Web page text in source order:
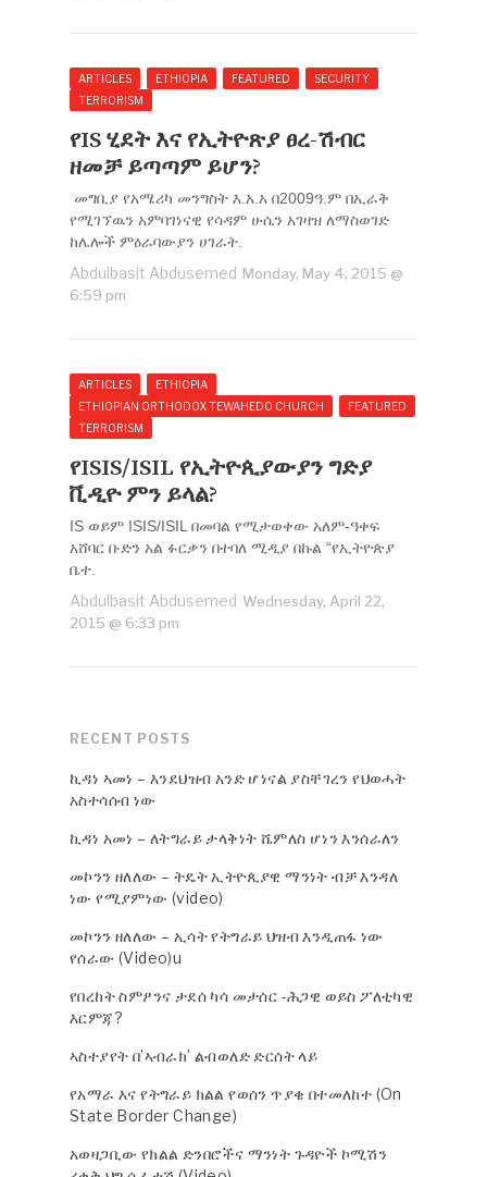
ARTICLES ETHIOPIA FEATURED
SECURITY
TERRORISM
የIS ሂደት እና የኢትዮጽያ ፀረ-ሽብር
ዘመቻ ይጣጣም ይሆን?
መግቢያ የአሜሪካ መንግስት እ.አ.አ በ2009ዓ.ም በኢራቅ
የሚገኘዉን አምባገነናዊ የሳዳም ሁሴን አገዛዝ ለማስወገድ
ከሌሎች ምዕራባውያን ሀገራት.
Abdulbasit Abdusemed Monday, May 4, 2015 @
6:59 pm
ARTICLES
ETHIOPIA
ETHIOPIAN ORTHODOX TEWAHEDO CHURCH
FEATURED
TERRORISM
የISIS/ISIL የኢትዮጲያውያን ግድያ
ቪዲዮ ምን ይላል?
IS ወይም ISIS/ISIL በመባል የሚታወቀው አለም-ዓቀፍ
አሸባር ቡድን አል ፉርቃን በተባለ ሚዲያ በኩል “የኢትዮጵያ
ቤተ.
Abdulbasit Abdusemed Wednesday, April 22,
2015 @ 6:33 pm
RECENT POSTS
ኪዳነ ኣመነ – እንደህዝብ አንድ ሆነናል ያስቸገረን የህወሓት
አስተሳሰብ ነው
ኪዳነ አመነ – ለትግራይ ታላቅነት ሼምለስ ሆነን እንሰራለን
መኮንን ዘለለው – ትዴት ኢትዮጲያዊ ማንነት ብቻ እንዳለ
ነው የሚያምነው (video)
መኮንን ዘለለው – ኢሳት የትግራይ ህዝብ እንዲጠፋ ነው
የሰራው (Video)u
የበረከት ስምዖንና ታደሰ ካሳ መታሰር -ሕጋዊ ወይስ ፖለቲካዊ
እርምጃ?
ኣስተያየት በ’ኣብራክ’ ልብወለድ ድርሰት ላይ
የአማራ እና የትግራይ ክልል የወሰን ጥያቄ በተመለከተ (On
State Border Change)
አወዛጋቢው የክልል ድንበሮችና ማንነት ጉዳዮች ኮሚሽን